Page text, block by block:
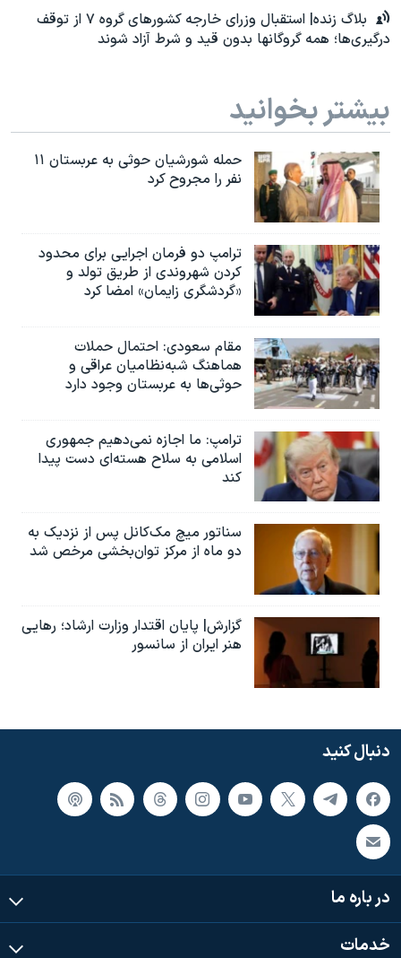
بلاگ‌ زنده| استقبال وزرای خارجه کشورهای گروه ۷ از توقف
درگیری‌ها؛ همه گروگانها بدون قید و شرط آزاد شوند
بیشتر بخوانید
حمله شورشیان حوثی به عربستان ۱۱
نفر را مجروح کرد
ترامپ دو فرمان اجرایی برای محدود
کردن شهروندی از طریق تولد و
«گردشگری زایمان» امضا کرد
مقام سعودی: احتمال حملات
هماهنگ شبه‌نظامیان عراقی و
حوثی‌ها به عربستان وجود دارد
ترامپ: ما اجازه نمی‌دهیم جمهوری
اسلامی به سلاح هسته‌ای دست پیدا
کند
سناتور میچ مک‌کانل پس از نزدیک به
دو ماه از مرکز توان‌بخشی مرخص شد
گزارش| پایان اقتدار وزارت ارشاد؛ رهایی
هنر ایران از سانسور
دنبال کنید
در باره ما
خدمات